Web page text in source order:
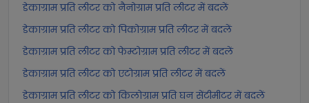
डेकाग्राम प्रति लीटर को नैनोग्राम प्रति लीटर में बदलें
डेकाग्राम प्रति लीटर को पिकोग्राम प्रति लीटर में बदलें
डेकाग्राम प्रति लीटर को फेम्टोग्राम प्रति लीटर में बदलें
डेकाग्राम प्रति लीटर को एटोग्राम प्रति लीटर में बदलें
डेकाग्राम प्रति लीटर को किलोग्राम प्रति घन सेंटीमीटर में बदलें